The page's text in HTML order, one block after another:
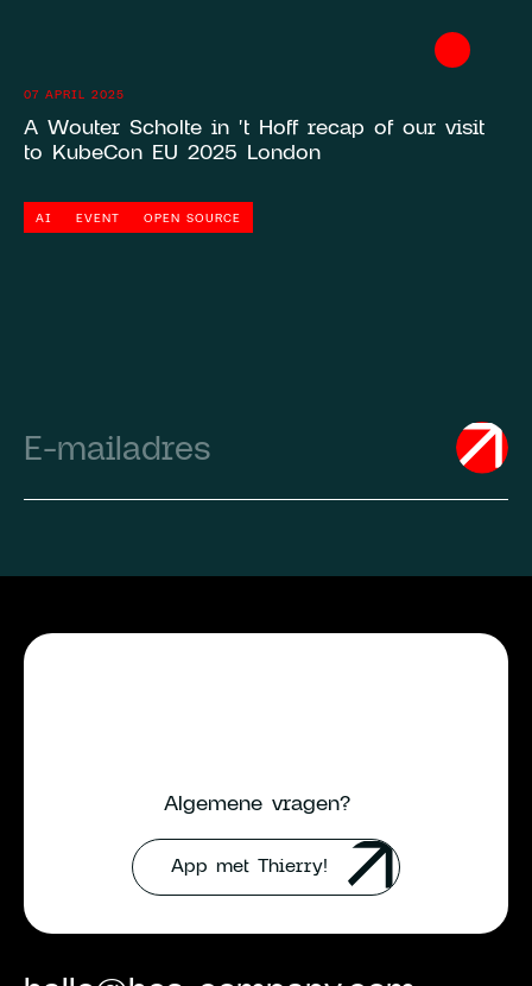
07 APRIL 2025
A Wouter Scholte in 't Hoff recap of our visit
to KubeCon EU 2025 London
AI EVENT OPEN SOURCE
(Required)
Algemene vragen?
App met Thierry!